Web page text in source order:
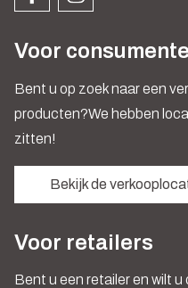
Voor
Bent u op zoek naar een
producten?We hebben
zitten!
Bekijk de
Voor retailers
Bent u een retailer en wilt